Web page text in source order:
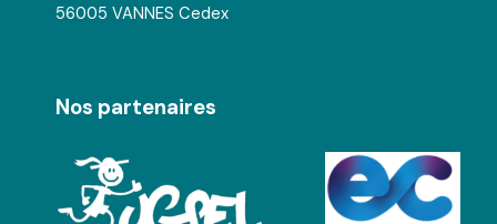
56005 VANNES Cedex
Nos partenaires